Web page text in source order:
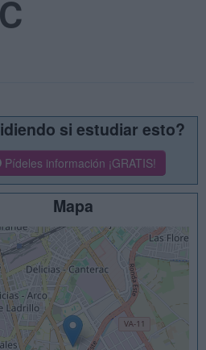
si estudiar esto?
Pídeles información ¡GRATIS!
Mapa